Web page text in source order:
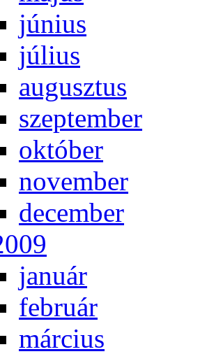
jú­ni­us
jú­li­us
au­gusz­tus
szep­tem­ber
ok­tó­ber
no­vem­ber
de­cem­ber
ja­nu­ár
feb­ru­ár
már­ci­us